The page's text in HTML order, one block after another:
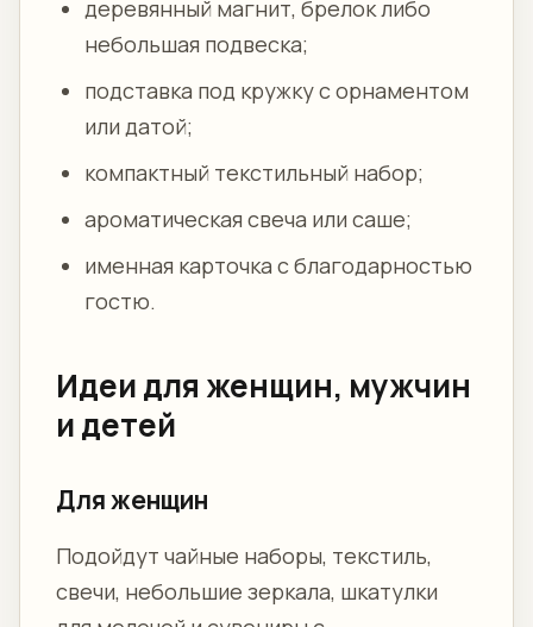
деревянный магнит, брелок либо
небольшая подвеска;
подставка под кружку с орнаментом
или датой;
компактный текстильный набор;
ароматическая свеча или саше;
именная карточка с благодарностью
гостю.
Идеи для женщин, мужчин
и детей
Для женщин
Подойдут чайные наборы, текстиль,
свечи, небольшие зеркала, шкатулки